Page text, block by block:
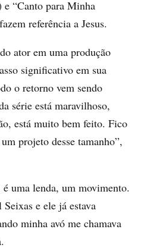
e “Canto para Minha
referência a Jesus.
ator em uma produção
significativo em sua
o retorno vem sendo
série está maravilhoso,
está muito bem feito. Fico
projeto desse tamanho”,
uma lenda, um movimento.
e ele já estava
minha avó me chamava